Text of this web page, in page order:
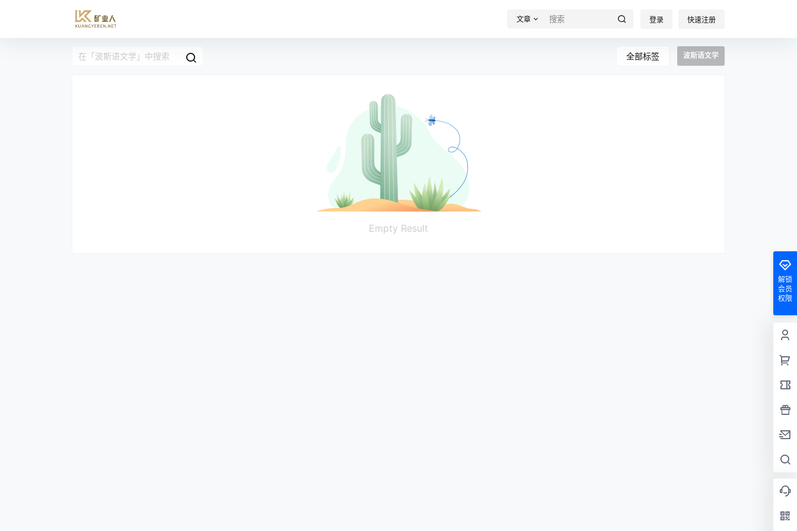
文章 登录 快速注册
全部标签 波斯语文学
Empty Result
解锁
会员
权限